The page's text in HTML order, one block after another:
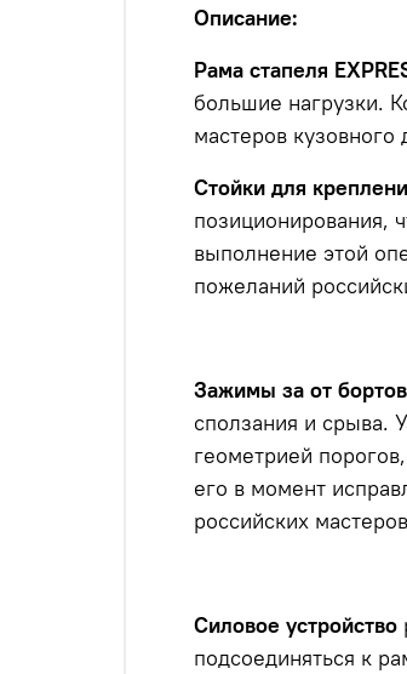
Описание:
Рама стапеля
большие нагрузки.
мастеров кузовного
Стойки для
позиционирования,
выполнение этой
пожеланий
Зажимы за от
сползания и срыва.
геометрией
его в момент
российских
Силовое устройство
подсоединяться к